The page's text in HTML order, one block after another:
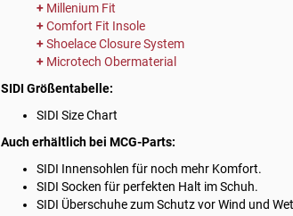
Millenium Fit
Comfort Fit Insole
Shoelace Closure System
Microtech Obermaterial
SIDI Größentabelle:
SIDI Size Chart
Auch erhältlich bei MCG-Parts:
SIDI Innensohlen für noch mehr Komfort.
SIDI Socken für perfekten Halt im Schuh.
SIDI Überschuhezum Schutz vor Wind und